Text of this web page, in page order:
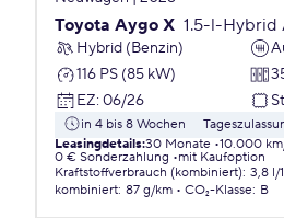
Toyota Aygo X 1.5-l-Hybrid
Hybrid (Benzin)
116 PS (85 kW)
EZ: 06/26
in 4 bis 8 Wochen
Leasingdetails:30 Monate 10.000
0 € Sonderzahlung
mit Kaufoption
Kraftstoffverbrauch (kombiniert): 3,8 l/
kombiniert: 87 g/km CO₂-Klasse: B